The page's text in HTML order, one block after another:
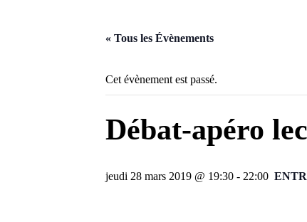
« Tous les Évènements
Cet évènement est passé.
Débat-apéro
jeudi 28 mars 2019 @ 19:30 - 22:00